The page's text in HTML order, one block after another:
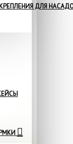
ДЛЯ